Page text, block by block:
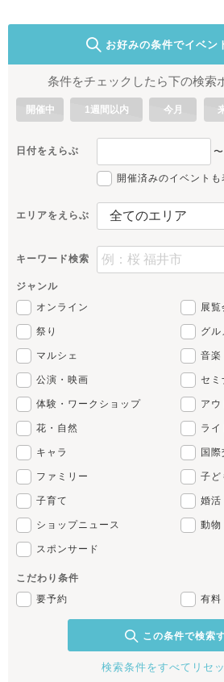
お好みの条件でイベン
条件をチェックしたら下の検索
開催中 1週間以内 今月
日付をえらぶ 〜
開催済みのイベントも
エリアをえらぶ
キーワード検索
ジャンル
オンライン
展覧
祭り グル
マルシェ 音楽
公演・映画 セミ
体験・ワークショップ アウ
花・自然 ラ
キャラ 国際
ファミリー 子ど
子育て 婚活
ショップニュース 動物
スポンサード
こだわり条件
要予約
有料
この条件で検索
検索条件をすべてリセ